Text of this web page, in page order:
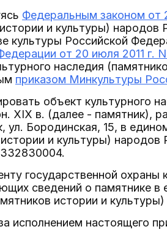
Федеральным законом от
и культуры)
культуры Российской
от 20 июля 2011 г.
наследия
приказом Минкультуры
объект культурного
XIX в. (далее - памятник),
ул. Бородинская, 15, в
и культуры)
государственной охраны
сведений о памятнике в
истории и
исполнением настоящего